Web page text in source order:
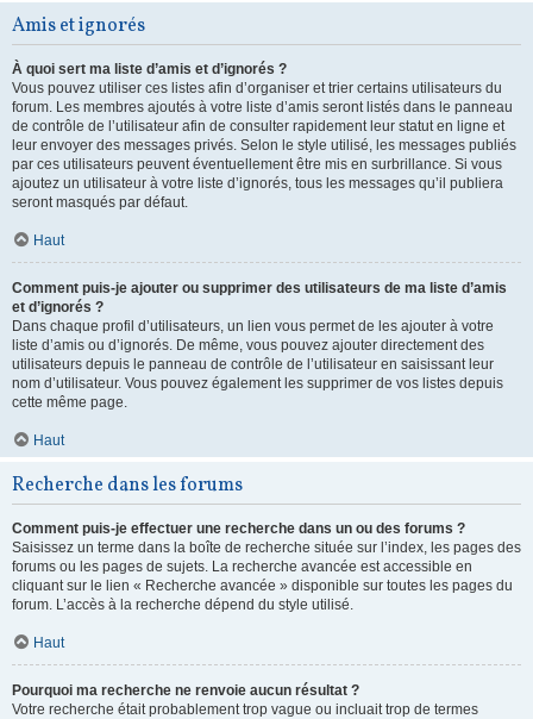
Amis et ignorés
À quoi sert ma liste d’amis et d’ignorés ?
Vous pouvez utiliser ces listes afin d’organiser et trier certains utilisateurs du
forum. Les membres ajoutés à votre liste d’amis seront listés dans le panneau
de contrôle de l’utilisateur afin de consulter rapidement leur statut en ligne et
leur envoyer des messages privés. Selon le style utilisé, les messages publiés
par ces utilisateurs peuvent éventuellement être mis en surbrillance. Si vous
ajoutez un utilisateur à votre liste d’ignorés, tous les messages qu’il publiera
seront masqués par défaut.
Haut
Comment puis-je ajouter ou supprimer des utilisateurs de ma liste d’amis
et d’ignorés ?
Dans chaque profil d’utilisateurs, un lien vous permet de les ajouter à votre
liste d’amis ou d’ignorés. De même, vous pouvez ajouter directement des
utilisateurs depuis le panneau de contrôle de l’utilisateur en saisissant leur
nom d’utilisateur. Vous pouvez également les supprimer de vos listes depuis
cette même page.
Haut
Recherche dans les forums
Comment puis-je effectuer une recherche dans un ou des forums ?
Saisissez un terme dans la boîte de recherche située sur l’index, les pages des
forums ou les pages de sujets. La recherche avancée est accessible en
cliquant sur le lien « Recherche avancée » disponible sur toutes les pages du
forum. L’accès à la recherche dépend du style utilisé.
Haut
Pourquoi ma recherche ne renvoie aucun résultat ?
Votre recherche était probablement trop vague ou incluait trop de termes